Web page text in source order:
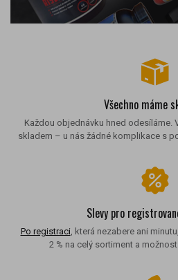
Všechno máme
Každou objednávku hned odesíláme.
skladem – u nás žádné komplikace s
Slevy pro
Po registraci, která nezabere ani
2 % na celý sortiment a